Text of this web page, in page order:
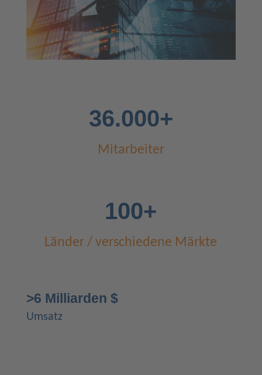
36.000+
Mitarbeiter
100+
Länder / verschiedene Märkte
>6 Milliarden $
Umsatz